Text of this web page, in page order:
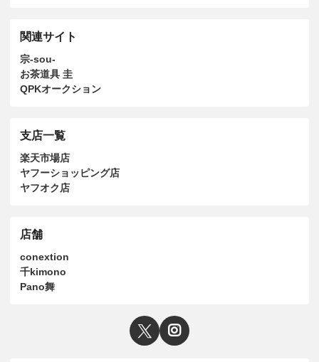
関連サイト
宗-sou-
お茶道具 圭
QPKオークション
支店一覧
楽天市場店
ヤフーショッピング店
ヤフオク店
店舗
conextion
千kimono
Pano舞